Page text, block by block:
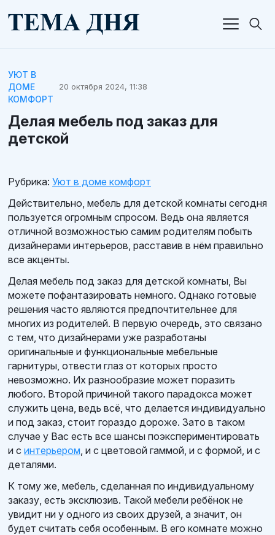
УЮТ В
ДОМЕ
КОМФОРТ
20 октября 2024, 11:38
Делая мебель под заказ для
детской
Рубрика: Уют в доме комфорт
Действительно, мебель для детской комнаты сегодня
пользуется огромным спросом. Ведь она является
отличной возможностью самим родителям побыть
дизайнерами интерьеров, расставив в нём правильно
все акценты.
Делая мебель под заказ для детской комнаты, Вы
можете пофантазировать немного. Однако готовые
решения часто являются предпочтительнее для
многих из родителей. В первую очередь, это связано
с тем, что дизайнерами уже разработаны
оригинальные и функциональные мебельные
гарнитуры, отвести глаз от которых просто
невозможно. Их разнообразие может поразить
любого. Второй причиной такого парадокса может
служить цена, ведь всё, что делается индивидуально
и под заказ, стоит гораздо дороже. Зато в таком
случае у Вас есть все шансы поэкспериментировать
и с интерьером , и с цветовой гаммой, и с формой, и с
деталями.
К тому же, мебель, сделанная по индивидуальному
заказу, есть эксклюзив. Такой мебели ребёнок не
увидит ни у одного из своих друзей, а значит, он
будет считать себя особенным. В его комнате можно